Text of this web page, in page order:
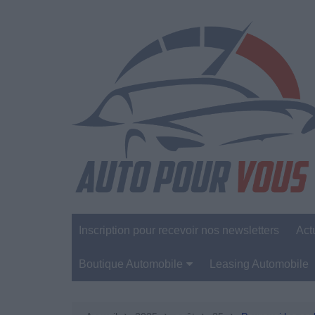
Inscription pour recevoir nos newsletters
Boutique Automobile Leasing Automobile